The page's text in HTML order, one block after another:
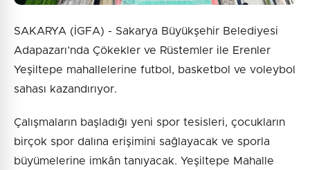
SAKARYA (İGFA) - Sakarya Büyükşehir Belediyesi
Adapazarı’nda Çökekler ve Rüstemler ile Erenler
Yeşiltepe mahallelerine futbol, basketbol ve voleybol
sahası kazandırıyor.
Çalışmaların başladığı yeni spor tesisleri, çocukların
birçok spor dalına erişimini sağlayacak ve sporla
büyümelerine imkân tanıyacak. Yeşiltepe Mahalle